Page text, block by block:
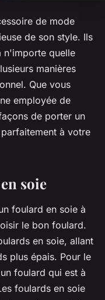
de mode
de son style. Ils
n'importe quelle
manières
Que vous
employée de
de porter un
à votre
soie
foulard en soie à
le bon foulard.
en soie, allant
plus épais. Pour le
foulard qui est à
foulards en soie